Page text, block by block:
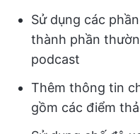
Sử dụng các
thành phần
podcast
Thêm thông tin
gồm các điểm